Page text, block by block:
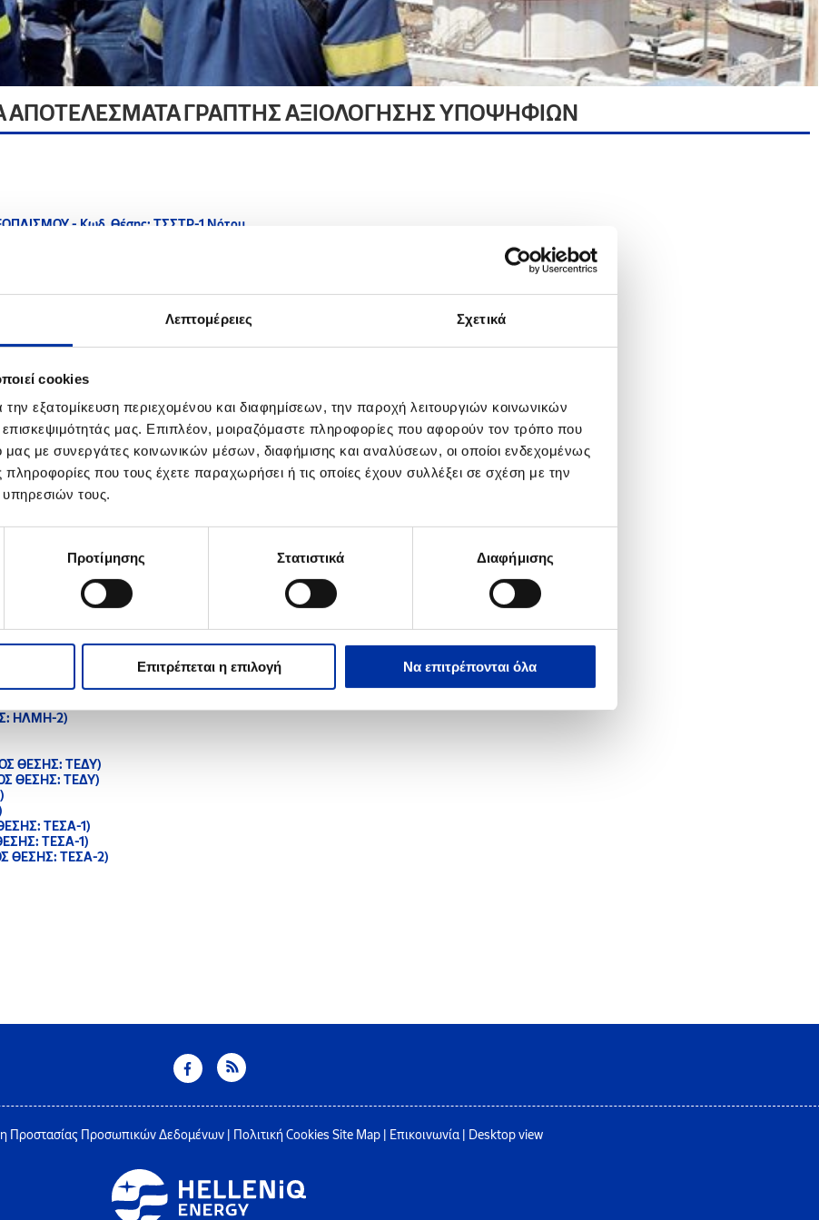
Λεπτομέρειες Σχετικά
cookies
εξατομίκευση περιεχομένου και διαφημίσεων, την παροχή λειτουργιών κοινωνικών
μας. Επιπλέον, μοιραζόμαστε πληροφορίες που αφορούν τον τρόπο που
μας με συνεργάτες κοινωνικών μέσων, διαφήμισης και αναλύσεων, οι οποίοι ενδεχομένως
που τους έχετε παραχωρήσει ή τις οποίες έχουν συλλέξει σε σχέση με την
τους.
Προτίμησης Στατιστικά Διαφήμισης
Επιτρέπεται η επιλογή Να επιτρέπονται όλα
ΓΡΑΠΤΗΣ ΑΞΙΟΛΟΓΗΣΗΣ ΥΠΟΨΗΦΙΩΝ
- Κωδ. Θέσης: ΤΣΣΤΡ-1 Νότου
- Κωδ. Θέσης: ΤΣΣΤΡ-1 Βορρά
ΕΞΟΠΛΙΣΜΟΥ- Κωδ. Θέσης: ΤΣΣΤΡ-2 Νότου
ΕΞΟΠΛΙΣΜΟΥ- Κωδ. Θέσης: ΤΣΣΤΡ-2 Βορρά
Κωδ. Θέσης: ΤΣΜΣΤΑ-1 Νότου
Κωδ. Θέσης: ΤΣΜΣΤΑ-1 Βορρά
Κωδ. Θέσης ΤΣΜΣΤΑ-2 Νότου
Κωδ. Θέσης ΤΣΜΣΤΑ-2 Βορρά
Θέσης: ΤΣΗ-1 Νότου
ΤΣΗ-1 Βορρά
- Κωδ. Θέσης: ΤΣΗ-2 Νότου
- Κωδ. Θέσης: ΤΣΗ-2 Βορρά
Νότου
2 Βορρά
(ΚΩΔΙΚΟΣ ΘΕΣΗΣ: ΑΡΧΦ-01)
ΕΓΚΑΤΑΣΤΑΣΕΩΝ ΕΛΕΥΣΙΝΑΣ
ΜΕΤΜ)
ΜΗΧΜ-2)
ΜΗΧΜ-2)
2)
2)
ΗΛΜΗ-2)
ΗΛΜΗ-2)
ΘΕΣΗΣ: ΤΕΔΥ)
ΘΕΣΗΣ: ΤΕΔΥ)
ΤΕΣΑ-1)
ΤΕΣΑ-1)
ΘΕΣΗΣ: ΤΕΣΑ-2)
Προστασίας Προσωπικών Δεδομένων Πολιτική Cookies Site Map Επικοινωνία| Desktop view